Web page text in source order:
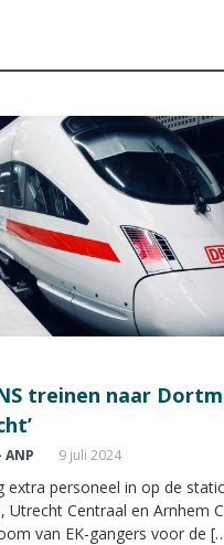
treinen naar
9 juli 2024
extra personeel in op de
Utrecht Centraal en Arnhem
van EK-gangers voor de